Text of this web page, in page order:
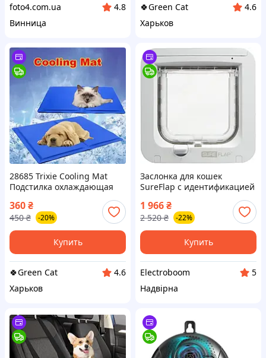
foto4.com.ua
4.8
Винница
🍀Green Cat
4.6
Харьков
28685 Trixie Cooling Mat
Подстилка охлаждающая
360₴
450 ₴ -20%
Купить
🍀Green Cat
4.6
Харьков
Заслонка для кошек
SureFlap с идентификацией
(требуются 4 AA батареи)
1 966₴
2 520 ₴ -22%
Купить
Electroboom
5
Надвірна